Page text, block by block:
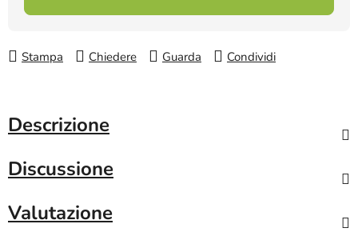
Stampa Chiedere Guarda Condividi
Descrizione
Discussione
Valutazione